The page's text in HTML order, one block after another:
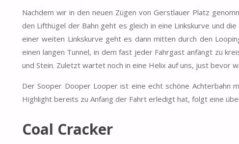
Nachdem wir in den neuen Zügen von Gerstlauer Platz
den Lifthügel der Bahn geht es gleich in eine Linkskurve und
einer weiten Linkskurve geht es dann mitten durch den
einen langen Tunnel, in dem fast jeder Fahrgast anfängt zu
und Stein. Zuletzt wartet noch in eine Helix auf uns, just bevor
Der Sooper Dooper Looper ist eine echt schöne Achterbahn
Highlight bereits zu Anfang der Fahrt erledigt hat, folgt eine
Coal Cracker